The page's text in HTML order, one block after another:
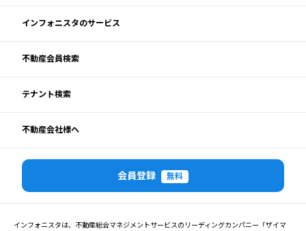
インフォニスタのサービス
不動産会員検索
テナント検索
不動産会社様へ
会員登録 無料
インフォニスタは、不動産総合マネジメントサービスのリーディングカンパニー「ザイマ